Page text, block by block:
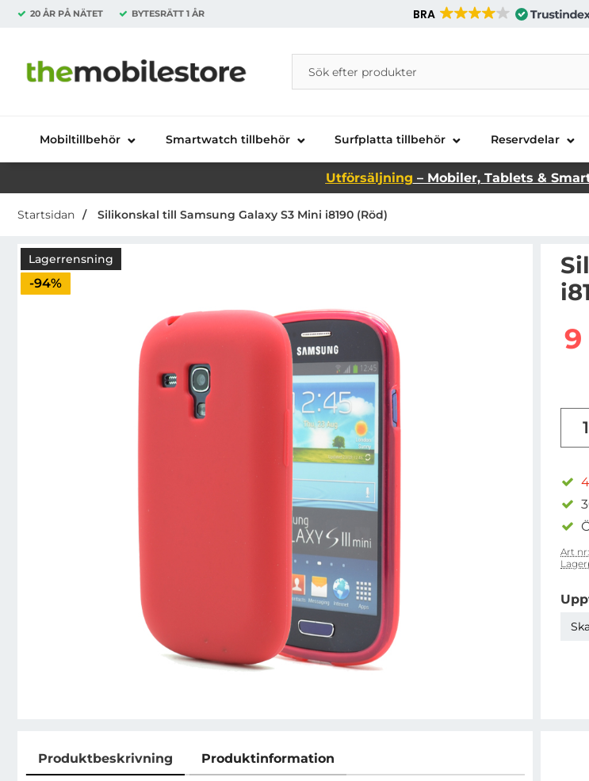
20 ÅR PÅ NÄTET BYTESRÄTT 1 ÅR BRA
Startsidan för Danira Telecom AB
Sök
Sök på Danira Telecom AB
Mobiltillbehör Smartwatch tillbehör Surfplatta tillbehör Reservdelar
Utförsäljning – Mobiler, Tablets &
Startsidan Silikonskal till Samsung Galaxy S3 Mini i8190 (Röd)
Lagerrensning
Priset är nedsatt med
-94%
Art nr:
Produktbeskrivning Produktinformation